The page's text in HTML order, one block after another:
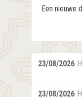
Een nieuwe
23/08/2026
23/08/2026